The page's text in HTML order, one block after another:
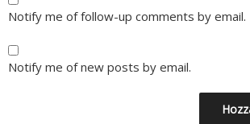
Notify me of follow-up comments by email.
Notify me of new posts by email.